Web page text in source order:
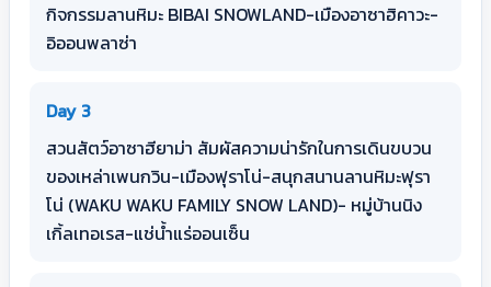
กิจกรรมลานหิมะ BIBAI SNOWLAND-เมืองอาซาฮิคาวะ-
อิออนพลาซ่า
Day 3
สวนสัตว์อาซาฮียาม่า สัมผัสความน่ารักในการเดินขบวน
ของเหล่าเพนกวิน-เมืองฟุราโน่-สนุกสนานลานหิมะฟุรา
โน่ (WAKU WAKU FAMILY SNOW LAND)- หมู่บ้านนิง
เกิ้ลเทอเรส-แช่น้ำแร่ออนเซ็น